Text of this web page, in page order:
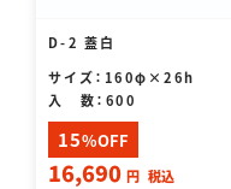
D-2 蓋白
サイズ：160φ×26h
入 数：600
15%OFF
16,690 円 税込